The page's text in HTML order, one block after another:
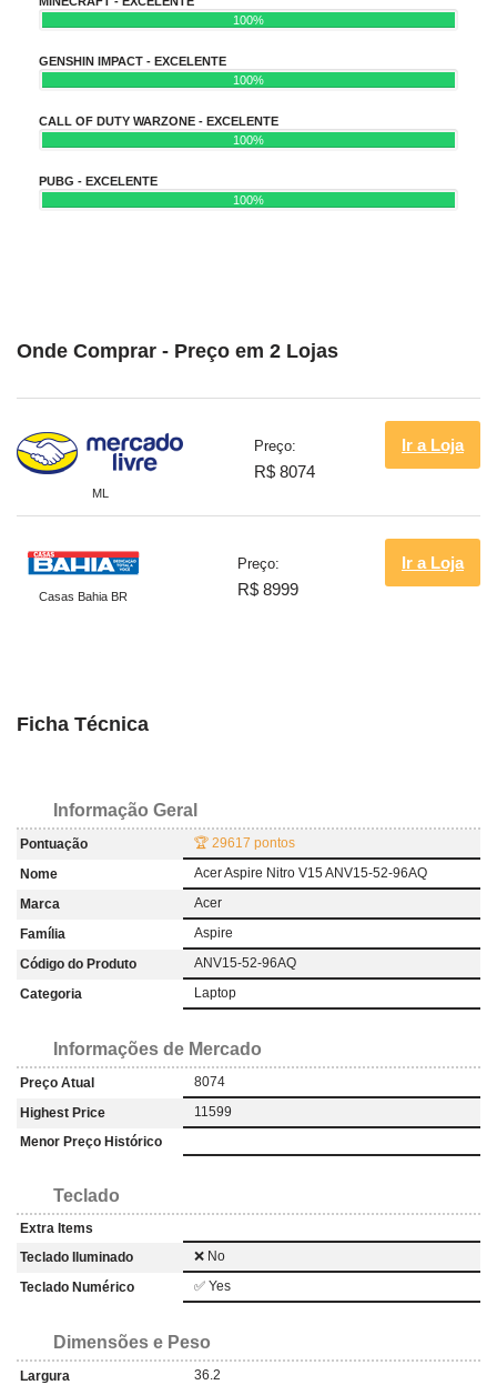
100%
GENSHIN IMPACT - EXCELENTE
100%
CALL OF DUTY WARZONE - EXCELENTE
100%
PUBG - EXCELENTE
100%
Onde Comprar - Preço em 2 Lojas
ML
Preço:
R$ 8074
Ir a Loja
Casas Bahia BR
Preço:
R$ 8999
Ir a Loja
Ficha Técnica
Informação Geral
Pontuação
🏆 29617 pontos
Nome
Acer Aspire Nitro V15 ANV15-52-96AQ
Marca
Acer
Família
Aspire
Código do Produto
ANV15-52-96AQ
Categoria
Laptop
Informações de Mercado
Preço Atual
8074
Highest Price
11599
Menor Preço Histórico
Teclado
Extra Items
Teclado Iluminado
❌ No
Teclado Numérico
✅ Yes
Dimensões e Peso
Largura
36.2